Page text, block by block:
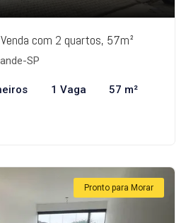
com 2 quartos, 57m²
SP
1 Vaga 57 m²
Pronto para Morar